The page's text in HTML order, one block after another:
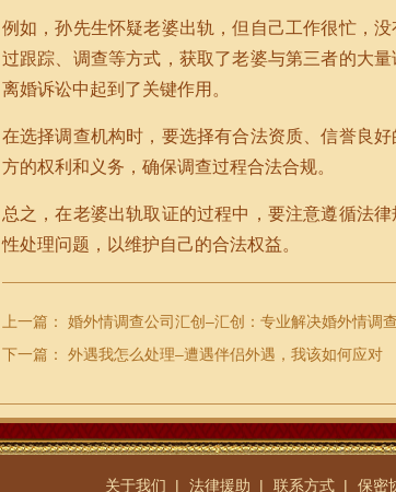
例如，孙先生怀疑老婆出轨，但自己工作很忙，
过跟踪、调查等方式，获取了老婆与第三者的大
离婚诉讼中起到了关键作用。
在选择调查机构时，要选择有合法资质、信誉良
方的权利和义务，确保调查过程合法合规。
总之，在老婆出轨取证的过程中，要注意遵循法
性处理问题，以维护自己的合法权益。
上一篇：
婚外情调查公司汇创–汇创：专业解决婚外情调
下一篇：
外遇我怎么处理–遭遇伴侣外遇，我该如何应对
关于我们 法律援助 联系方式 保密